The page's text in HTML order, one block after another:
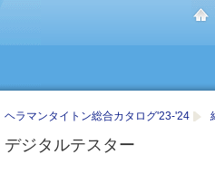
ヘラマンタイトン総合カタログ'23-'24
デジタルテスター